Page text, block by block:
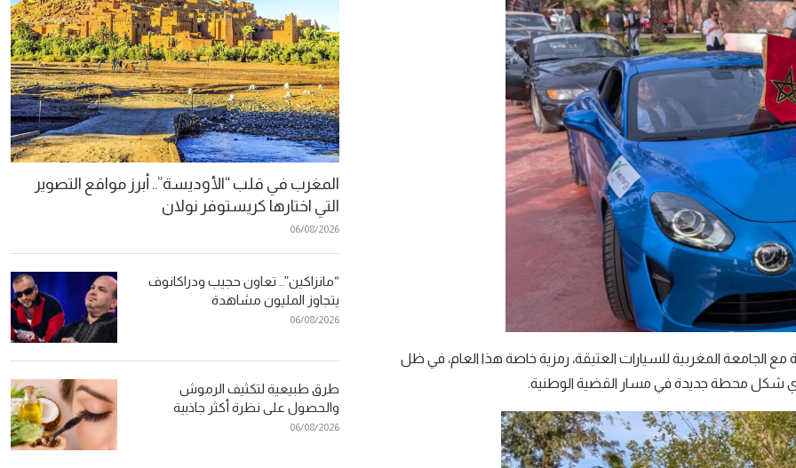
الجامعة المغربية للسيارات العتيقة، رمزية خاصة هذا العام، في ظل
المغرب في قلب “الأوديسة”.. أبرز مواقع التصوير
التي اختارها كريستوفر نولان
06/08/2026
“مانزاكين”.. تعاون حجيب ودراكانوف
يتجاوز المليون مشاهدة
06/08/2026
طرق طبيعية لتكثيف الرموش
والحصول على نظرة أكثر جاذبية
06/08/2026